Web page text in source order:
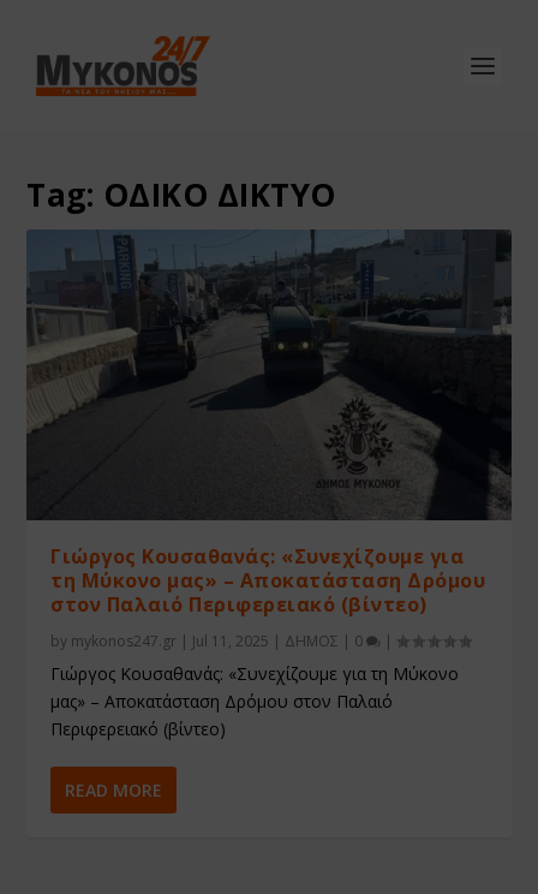
Tag: ΟΔΙΚΟ ΔΙΚΤΥΟ
Γιώργος Κουσαθανάς: «Συνεχίζουμε για
τη Μύκονο μας» – Αποκατάσταση Δρόμου
στον Παλαιό Περιφερειακό (βίντεο)
by mykonos247.gr | Jul 11, 2025 | ΔΗΜΟΣ | 0 |
Γιώργος Κουσαθανάς: «Συνεχίζουμε για τη Μύκονο
μας» – Αποκατάσταση Δρόμου στον Παλαιό
Περιφερειακό (βίντεο)
READ MORE